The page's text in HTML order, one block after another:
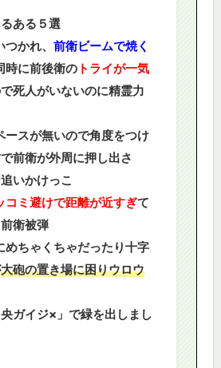
ある５選
かれ、前衛ビームで焼く
に前後衛の トライが一気
死人がいないのに精霊力
スが無いので角度をつけ
前衛が外周に押し出さ
いかけっこ
コミ避けで距離が近すぎて
衛被弾
ちゃくちゃだったり十字
大砲の置き場に困りウロウ
ガイジ×」で緑を出しまし